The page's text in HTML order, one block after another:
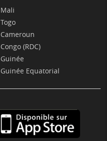
Mali
Togo
Cameroun
Congo (RDC)
Guinée
Guinée Equatorial